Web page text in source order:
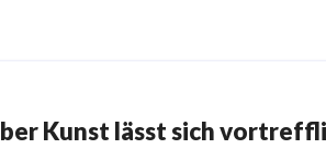
Kunst lässt sich